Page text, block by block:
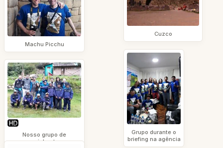
Machu Picchu
Nosso grupo de
caminhantes
Cuzco
Grupo durante o
briefing na agência